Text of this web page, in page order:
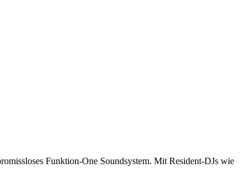
Funktion-One Soundsystem. Mit Resident-DJs wie